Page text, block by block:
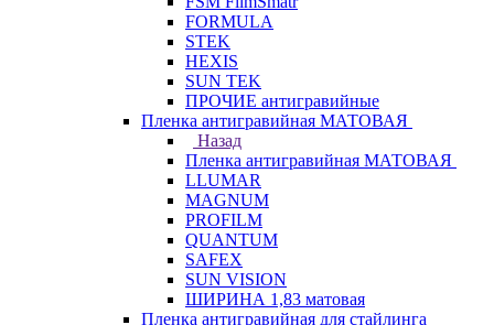
FORMULA
STEK
HEXIS
SUN TEK
ПРОЧИЕ антигравийные
Пленка антигравийная МАТОВАЯ
Назад
Пленка антигравийная МАТОВАЯ
LLUMAR
MAGNUM
PROFILM
QUANTUM
SAFEX
SUN VISION
ШИРИНА 1,83 матовая
Пленка антигравийная для стайлинга